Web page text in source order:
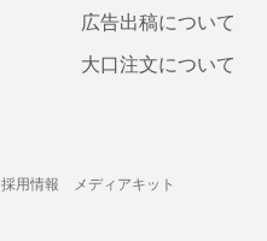
広告出稿について
大口注文について
採用情報 メディアキット